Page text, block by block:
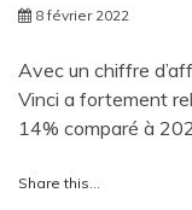
8 février 2022
Avec un chiffre
Vinci a fortement
14% comparé à
Share this...